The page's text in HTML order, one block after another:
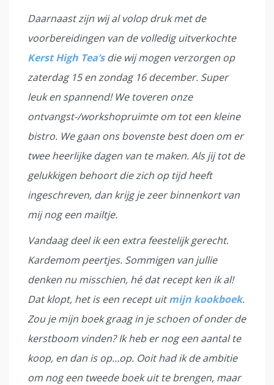
Daarnaast zijn wij al volop druk met de
voorbereidingen van de volledig uitverkochte
Kerst High Tea’sdie wij mogen verzorgen op
zaterdag 15 en zondag 16 december. Super
leuk en spannend! We toveren onze
ontvangst-/workshopruimte om tot een kleine
bistro. We gaan ons bovenste best doen om er
twee heerlijke dagen van te maken. Als jij tot de
gelukkigen behoort die zich op tijd heeft
ingeschreven, dan krijg je zeer binnenkort van
mij nog een mailtje.
Vandaag deel ik een extra feestelijk gerecht.
Kardemom peertjes. Sommigen van jullie
denken nu misschien, hé dat recept ken ik al!
Dat klopt, het is een recept uitmijn kookboek.
Zou je mijn boek graag in je schoen of onder de
kerstboom vinden? Ik heb er nog een aantal te
koop, en dan is op…op. Ooit had ik de ambitie
om nog een tweede boek uit te brengen, maar